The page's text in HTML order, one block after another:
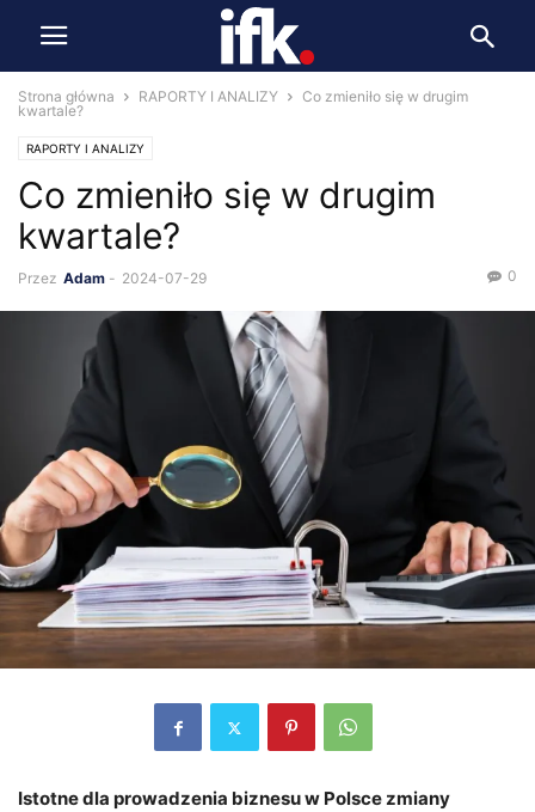
Strona główna RAPORTY I ANALIZY
Co zmieniło się w drugim
kwartale?
RAPORTY I ANALIZY
Co zmieniło się w drugim
kwartale?
Przez Adam - 2024-07-29 0
Istotne dla prowadzenia biznesu w Polsce zmiany